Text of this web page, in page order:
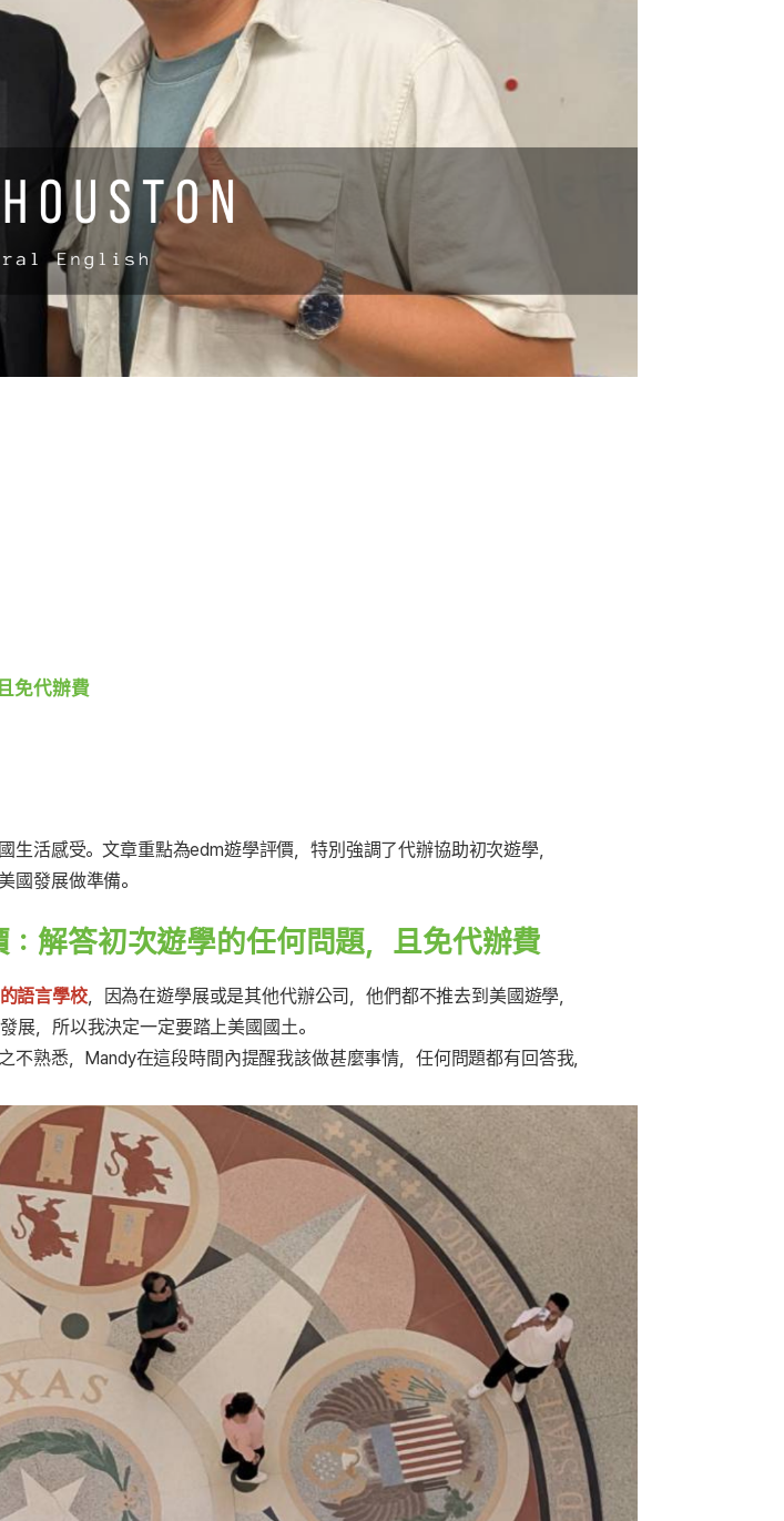
免代辦費
活感受。文章重點為edm遊學評價，特別強調了代辦協助初次遊學，
國發展做準備。
解答初次遊學的任何問題，且免代辦費
語言學校，因為在遊學展或是其他代辦公司，他們都不推去到美國遊學，
展，所以我決定一定要踏上美國國土。
熟悉，Mandy在這段時間內提醒我該做甚麼事情，任何問題都有回答我，